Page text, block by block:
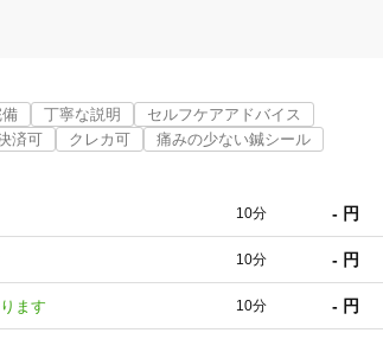
みに根本から向き合うため、解剖学的な視点からア
自の施術を行っております。
と時間をかけ、人の手だからこそ分かる筋肉の緊張
丁寧な説明
セルフケアアドバイス
済可 クレカ可
痛みの少ない鍼シール
10分 - 円
10分 - 円
ます 10分 - 円